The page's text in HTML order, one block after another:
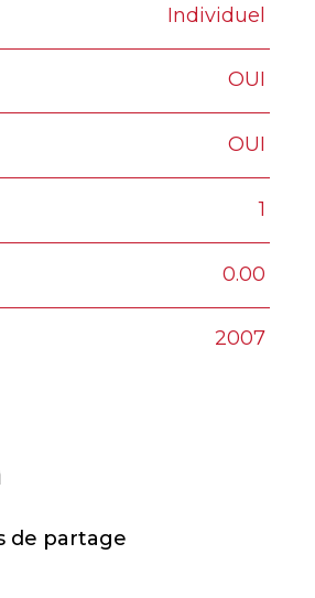
Individuel
OUI
OUI
1
0.00
2007
de partage